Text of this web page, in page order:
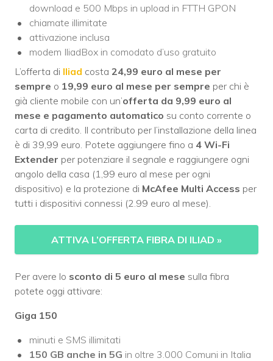
download e 500 Mbps in upload in FTTH GPON
chiamate illimitate
attivazione inclusa
modem IliadBox in comodato d’uso gratuito
L’offerta di Iliad costa 24,99 euro al mese per
sempre o 19,99 euro al mese per sempre per chi è
già cliente mobile con un’offerta da 9,99 euro al
mese e pagamento automatico su conto corrente o
carta di credito. Il contributo per l’installazione della linea
è di 39,99 euro. Potete aggiungere fino a 4 Wi-Fi
Extender per potenziare il segnale e raggiungere ogni
angolo della casa (1,99 euro al mese per ogni
dispositivo) e la protezione di McAfee Multi Access per
tutti i dispositivi connessi (2.99 euro al mese).
ATTIVA L’OFFERTA FIBRA DI ILIAD »
Per avere lo sconto di 5 euro al mese sulla fibra
potete oggi attivare:
Giga 150
minuti e SMS illimitati
150 GB anche in 5G in oltre 3.000 Comuni in Italia